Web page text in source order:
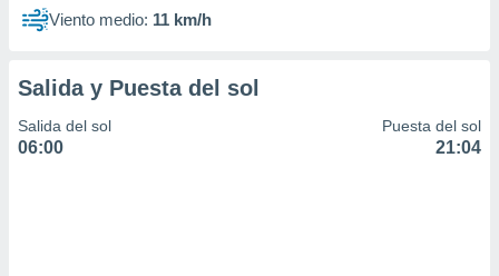
Viento medio: 11 km/h
Salida y Puesta del sol
Salida del sol
06:00
Puesta del sol
21:04